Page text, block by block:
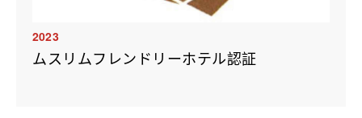
2023
ムスリムフレンドリーホテル認証